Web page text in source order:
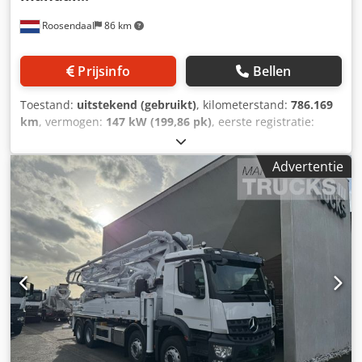
31.895 kg * Nutlast: 5.105 kg * Airconditioning * Kleur:
Gebruikt * Duits voertuig Technische gegevens van de
betonmixerpomp: * Fabrikant: Sermac * Model: 5Z42 *
* Maximale verticale reikhoogte: 41,1 m * Maximale
horizontale reikwijdte: 37,1 m * Maximale lengte
eindslang: 4 m * Leiding: 125 × 4,5 mm * Maximale
hydraulische werkdruk: 380 bar * Theoretische betondruk:
76 bar Bezichtiging mogelijk na voorafgaande afspraak.
Verdere informatie, foto's en video's zijn op aanvraag
beschikbaar. Fouten, wijzigingen en voorafgaande verkoop
voorbehouden. Engels Mercedes-Benz Arocs 3742 8x4
Concrete Pump Sermac 5Z42 | 42 m | Euro 6 Used
Mercedes-Benz Arocs 3742 8x4 concrete pump with
Sermac 5Z42 superstructure, manufactured in 2016. This
vehicle features a 42-metre placing boom, a 420 hp diesel
engine, automatic transmission and air conditioning.
Vehicle specifications: * Make/model: Mercedes-Benz
Arocs 3742 * Vehicle type: Concrete pump * First
Roosendaal 86 km
Prijsinfo Bellen
Toestand: uitstekend (gebruikt), kilometerstand: 786.169
km, vermogen: 147 kW (199,86 pk), eerste registratie:
diesel
brandstof:diesel, kleur:overig, bestuurderscabine:
dagcabine, soort overbrenging:mechanisch, totale lengte:
8.200 mm, Bouwjaar: 1992, = Aanvullende opties en
accessoires = - PTO = Bijzonderheden =
WDB67703315752728 = Meer informatie = Ledig gewicht:
11.680 kg Laadvermogen: 1.320 kg GVW: 13.000 kg
Technische staat: zeer goed Optische staat: zeer goed
Prijs: Op aanvraag Kenteken: 1ACO417 = Bedrijfsinformatie
= Heeft u vragen of suggesties? Neem dan gerust contact
met ons op. Wij garanderen een antwoord binnen 8 uur.
Prijzen zijn exclusief btw. Aan de verstrekte informatie
kunnen geen rechten worden ontleend. Codpfxeymrxwo Ai
Advertentie